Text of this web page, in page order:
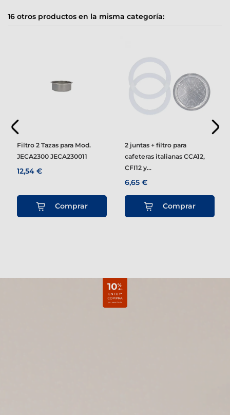
16 otros productos en la misma categoría:
Filtro 2 Tazas para Mod.
JECA2300 JECA230011
12,54 €
Comprar
2 juntas + filtro para
cafeteras italianas CCA12,
CFI12 y...
6,65 €
Comprar